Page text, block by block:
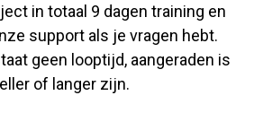
in totaal 9 dagen training en
support als je vragen hebt.
geen looptijd, aangeraden is
of langer zijn.